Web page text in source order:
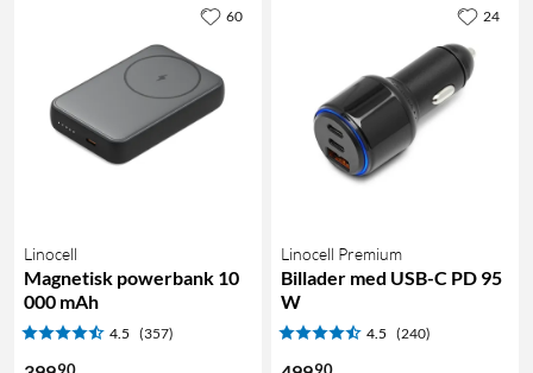
Linocell
Magnetisk powerbank 10
000 mAh
4.5 (357)
90
60
Linocell Premium
Billader med USB-C PD 95
W
4.5 (240)
90
24